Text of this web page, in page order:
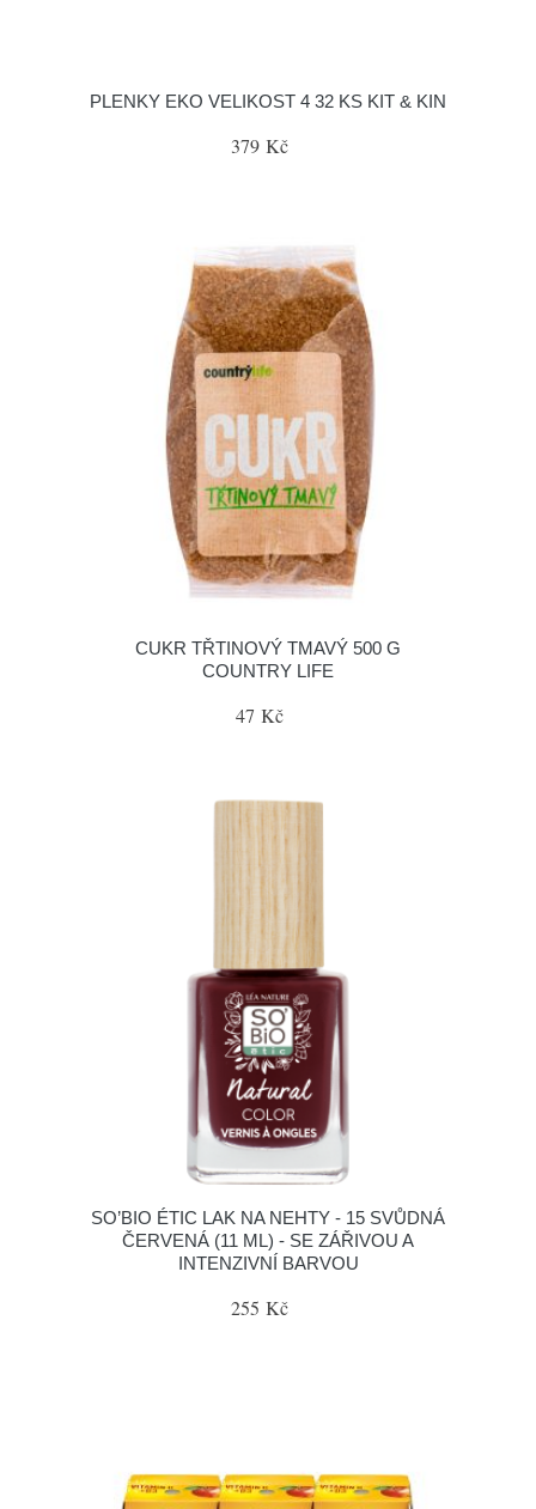
PLENKY EKO VELIKOST 4 32 KS KIT & KIN
379 Kč
CUKR TŘTINOVÝ TMAVÝ 500 G
COUNTRY LIFE
47 Kč
SO’BIO ÉTIC LAK NA NEHTY - 15 SVŮDNÁ
ČERVENÁ (11 ML) - SE ZÁŘIVOU A
INTENZIVNÍ BARVOU
255 Kč